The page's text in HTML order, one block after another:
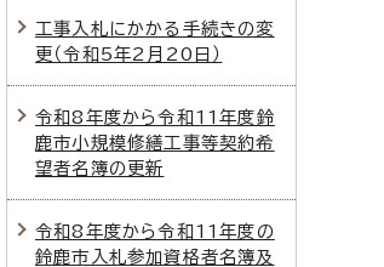
工事入札にかかる手続きの変
更（令和5年2月20日）
令和8年度から令和11年度鈴
鹿市小規模修繕工事等契約希
望者名簿の更新
令和8年度から令和11年度の
鈴鹿市入札参加資格者名簿及